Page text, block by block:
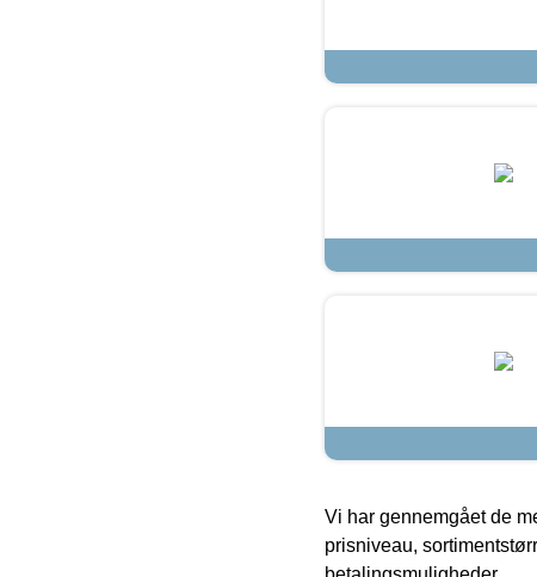
Vi har gennemgået de
prisniveau,